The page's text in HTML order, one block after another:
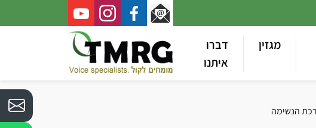
מגזין
דברו
איתנו